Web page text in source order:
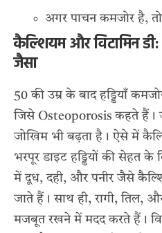
अगर पाचन कमजोर है,
कैल्शियम और विटामिन डी:
जैसा
50 की उम्र के बाद हड्डियाँ
जिसे Osteoporosis कहते हैं।
जोखिम भी बढ़ता है। ऐसे में
भरपूर डाइट हड्डियों की सेहत के
में दूध, दही, और पनीर जैसे
जाते हैं। साथ ही, रागी, तिल, और
मजबूत रखने में मदद करते हैं।